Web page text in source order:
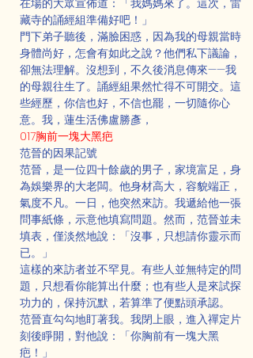
在場的大眾宣佈道：「我媽媽來了。這次，雷
藏寺的誦經組準備好吧！」
門下弟子聽後，滿臉困惑，因為我的母親當時
身體尚好，怎會有如此之說？他們私下議論，
卻無法理解。沒想到，不久後消息傳來——我
的母親往生了。誦經組果然忙得不可開交。這
些經歷，你信也好，不信也罷，一切隨你心
意。我，蓮生活佛盧勝彥，
017胸前一塊大黑疤
范晉的因果記號
范晉，是一位四十餘歲的男子，家境富足，身
為娛樂界的大老闆。他身材高大，容貌端正，
氣度不凡。一日，他突然來訪。我遞給他一張
問事紙條，示意他填寫問題。然而，范晉並未
填表，僅淡然地說：「沒事，只想請你靈示而
已。」
這樣的來訪者並不罕見。有些人並無特定的問
題，只想看你能算出什麼；也有些人是來試探
功力的，保持沉默，若算準了便點頭承認。
范晉直勾勾地盯著我。我閉上眼，進入禪定片
刻後睜開，對他說：「你胸前有一塊大黑
疤！」